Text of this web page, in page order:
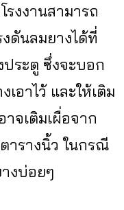
งงานสามารถ
ดันลมยางได้ที่
ระตู ซึ่งจะบอก
อาไว้ และให้เติม
จเติมเผื่อจาก
ารางนิ้ว ในกรณี
งบ่อยๆ